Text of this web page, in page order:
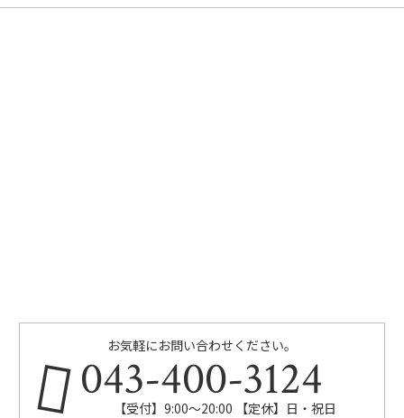
お気軽にお問い合わせください。
043-400-3124
【受付】9:00～20:00 【定休】日・祝日